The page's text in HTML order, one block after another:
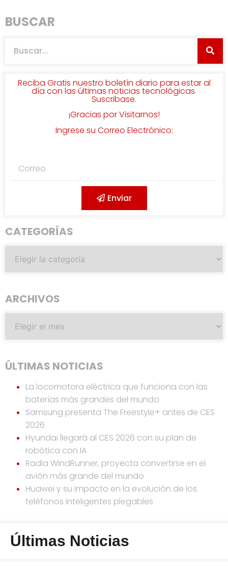
BUSCAR
Reciba Gratis nuestro boletín diario para estar al
día con las últimas noticias tecnológicas.
Suscribase.
¡Gracias por Visitarnos!
Ingrese su Correo Electrónico:
Enviar
CATEGORÍAS
ARCHIVOS
ÚLTIMAS NOTICIAS
La locomotora eléctrica que funciona con las
baterías más grandes del mundo
Samsung presenta The Freestyle+ antes de CES
2026
Hyundai llegará al CES 2026 con su plan de
robótica con IA
Radia WindRunner, proyecta convertirse en el
avión más grande del mundo
Huawei y su impacto en la evolución de los
teléfonos inteligentes plegables
Últimas Noticias